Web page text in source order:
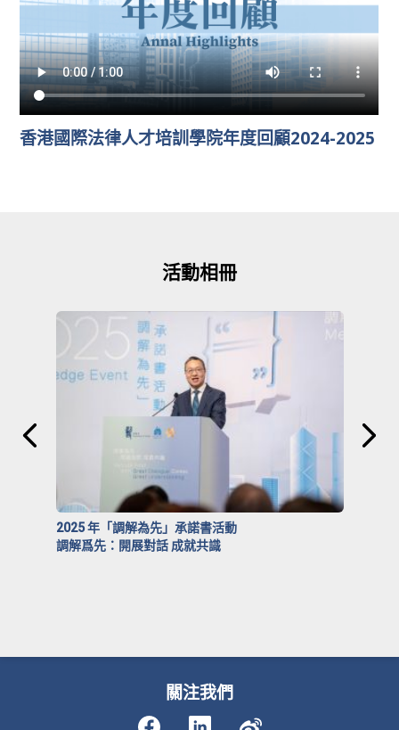
香港國際法律人才培訓學院年度回顧2024-2025
活動相冊
2025 年「調解為先」承諾書活動
調解爲先：開展對話 成就共識
關注我們